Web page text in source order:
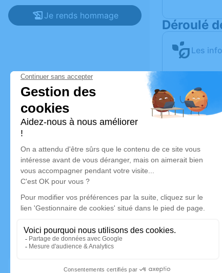
Je rends hommage
Déroulé
Les
Activez une
Recevoir
Je